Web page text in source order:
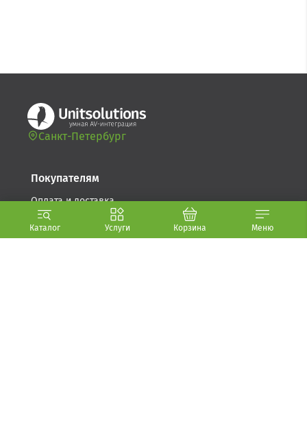
Услуги
Каталог Корзина Меню
Санкт-Петербург
Покупателям
Оплата и доставка
Возврат товара
Гарантия